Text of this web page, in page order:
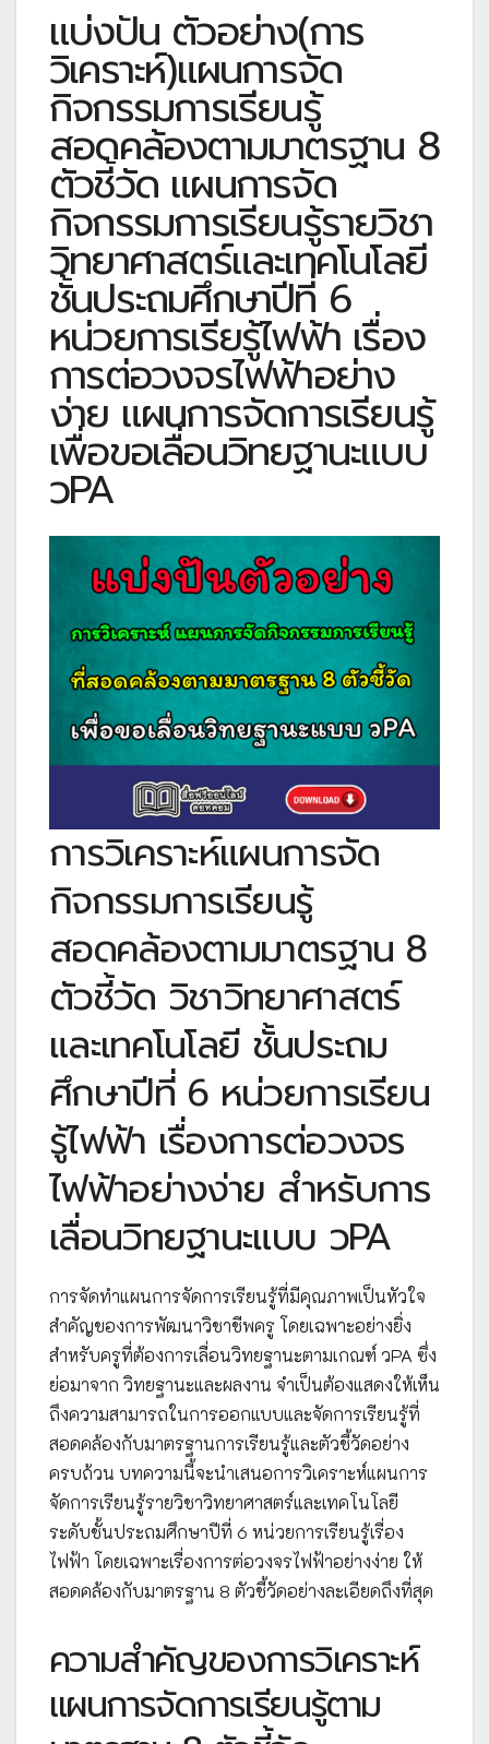
แบ่งปัน ตัวอย่าง(การ
วิเคราะห์)แผนการจัด
กิจกรรมการเรียนรู้
สอดคล้องตามมาตรฐาน 8
ตัวชี้วัด แผนการจัด
กิจกรรมการเรียนรู้รายวิชา
วิทยาศาสตร์และเทคโนโลยี
ชั้นประถมศึกษาปีที่ 6
หน่วยการเรียรู้ไฟฟ้า เรื่อง
การต่อวงจรไฟฟ้าอย่าง
ง่าย แผนการจัดการเรียนรู้
เพื่อขอเลื่อนวิทยฐานะแบบ
วPA
การวิเคราะห์แผนการจัด
กิจกรรมการเรียนรู้
สอดคล้องตามมาตรฐาน 8
ตัวชี้วัด วิชาวิทยาศาสตร์
และเทคโนโลยี ชั้นประถม
ศึกษาปีที่ 6 หน่วยการเรียน
รู้ไฟฟ้า เรื่องการต่อวงจร
ไฟฟ้าอย่างง่าย สำหรับการ
เลื่อนวิทยฐานะแบบ วPA
การจัดทำแผนการจัดการเรียนรู้ที่มีคุณภาพเป็นหัวใจ
สำคัญของการพัฒนาวิชาชีพครู โดยเฉพาะอย่างยิ่ง
สำหรับครูที่ต้องการเลื่อนวิทยฐานะตามเกณฑ์ วPA ซึ่ง
ย่อมาจาก วิทยฐานะและผลงาน จำเป็นต้องแสดงให้เห็น
ถึงความสามารถในการออกแบบและจัดการเรียนรู้ที่
สอดคล้องกับมาตรฐานการเรียนรู้และตัวชี้วัดอย่าง
ครบถ้วน บทความนี้จะนำเสนอการวิเคราะห์แผนการ
จัดการเรียนรู้รายวิชาวิทยาศาสตร์และเทคโนโลยี
ระดับชั้นประถมศึกษาปีที่ 6 หน่วยการเรียนรู้เรื่อง
ไฟฟ้า โดยเฉพาะเรื่องการต่อวงจรไฟฟ้าอย่างง่าย ให้
สอดคล้องกับมาตรฐาน 8 ตัวชี้วัดอย่างละเอียดถึงที่สุด
ความสำคัญของการวิเคราะห์
แผนการจัดการเรียนรู้ตาม